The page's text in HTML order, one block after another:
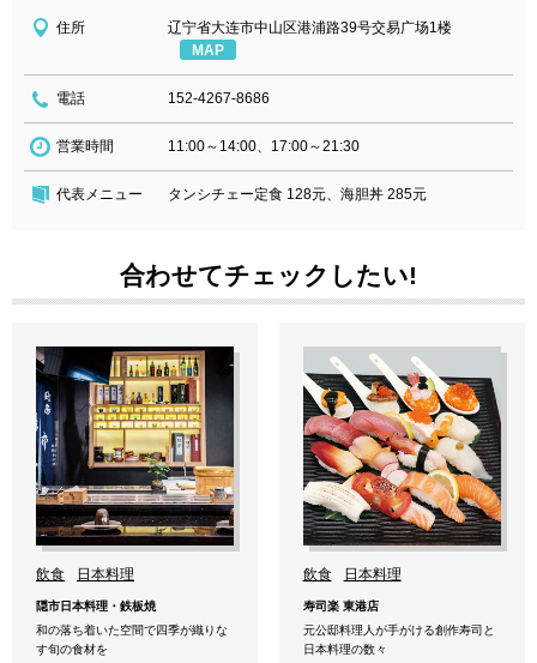
住所
辽宁省大连市中山区港浦路39号交易广场1楼
MAP
電話 152-4267-8686
営業時間 11:00～14:00、17:00～21:30
代表メニュー タンシチェー定食 128元、海胆丼 285元
合わせてチェックしたい!
飲食 日本料理
隠市日本料理・鉄板焼
和の落ち着いた空間で四季が織りな
す旬の食材を
飲食 日本料理
寿司楽 東港店
元公邸料理人が手がける創作寿司と
日本料理の数々